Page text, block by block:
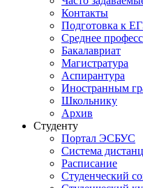
Контакты
Подготовка к
Среднее
Бакалавриат
Магистратура
Аспирантура
Иностранным
Школьнику
Архив
Студенту
Портал ЭСБУС
Система
Расписание
Студенческий